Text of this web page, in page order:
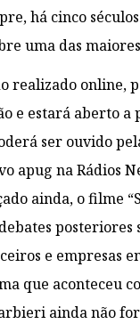
há cinco
uma das
realizado online,
e estará aberto a
ser ouvido
apug na Rádios
ainda, o filme
e empresas
que aconteceu
ainda não